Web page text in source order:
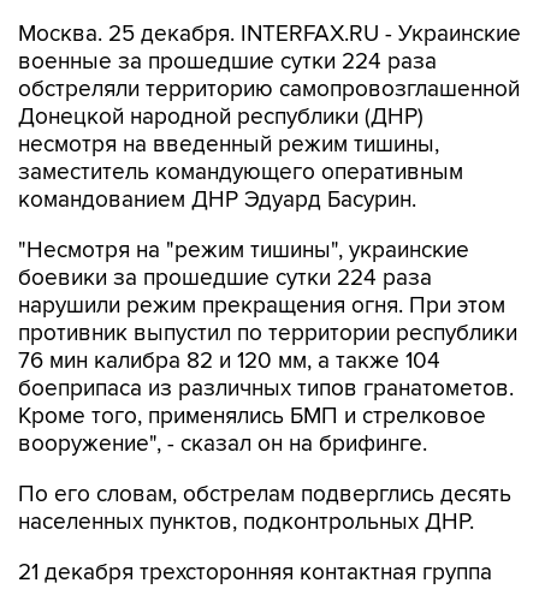
Москва. 25 декабря. INTERFAX.RU - Украинские
военные за прошедшие сутки 224 раза
обстреляли территорию самопровозглашенной
Донецкой народной республики (ДНР)
несмотря на введенный режим тишины,
заместитель командующего оперативным
командованием ДНР Эдуард Басурин.
"Несмотря на "режим тишины", украинские
боевики за прошедшие сутки 224 раза
нарушили режим прекращения огня. При этом
противник выпустил по территории республики
76 мин калибра 82 и 120 мм, а также 104
боеприпаса из различных типов гранатометов.
Кроме того, применялись БМП и стрелковое
вооружение", - сказал он на брифинге.
По его словам, обстрелам подверглись десять
населенных пунктов, подконтрольных ДНР.
21 декабря трехсторонняя контактная группа